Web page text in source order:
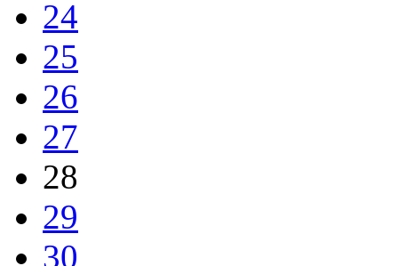
24
25
26
27
28
29
30